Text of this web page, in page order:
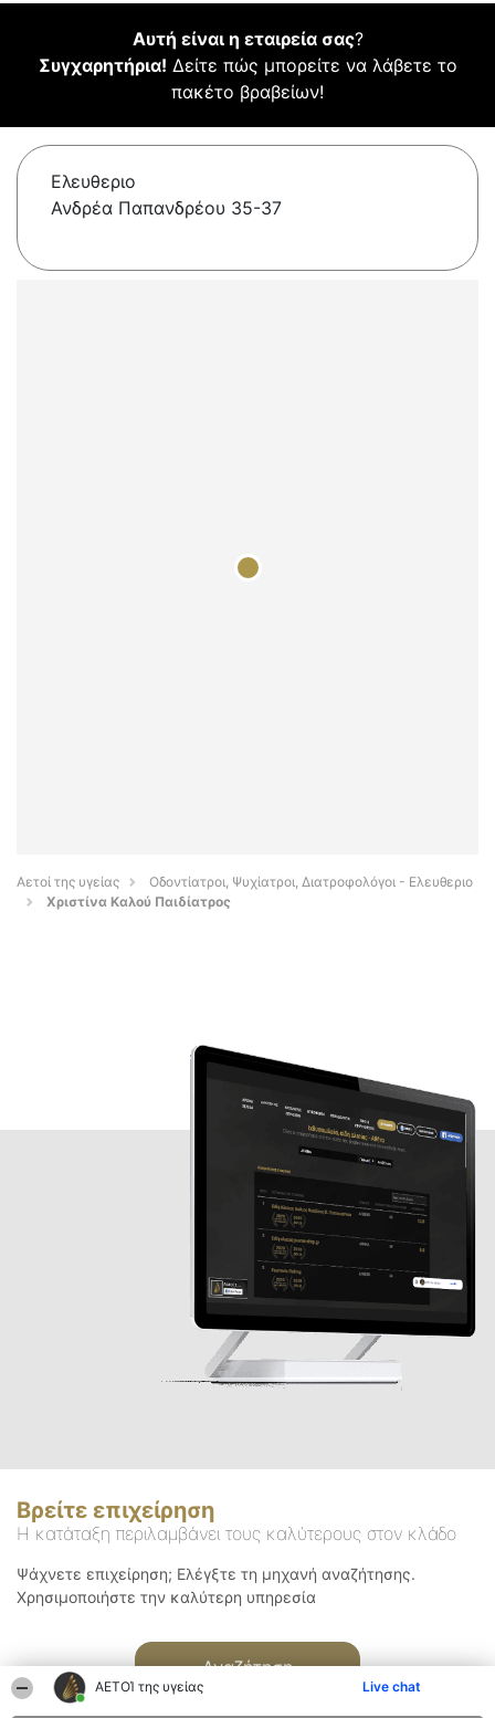
ΑΕΤΟΊ της υγείας Live chat
Αυτή είναι η εταιρεία σας?
Συγχαρητήρια! Δείτε πώς μπορείτε να λάβετε το
πακέτο βραβείων!
Ελευθεριο
Ανδρέα Παπανδρέου 35-37
Αετοί της υγείας
Οδοντίατροι, Ψυχίατροι, Διατροφολόγοι - Ελευθεριο
Χριστίνα Καλού Παιδίατρος
Βρείτε επιχείρηση
Η κατάταξη περιλαμβάνει τους καλύτερους στον κλάδο
Ψάχνετε επιχείρηση; Ελέγξτε τη μηχανή αναζήτησης.
Χρησιμοποιήστε την καλύτερη υπηρεσία
Αναζήτηση